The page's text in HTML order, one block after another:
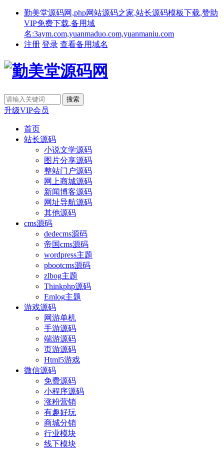
勤美堂源码网,php网站源码之家,站长源码模板下载,赞助
VIP免费下载,备用域
名:3aym.com,yuanmaduo.com,yuanmaniu.com
注册 登录 查看备用域名
升级VIP会员
首页
站长源码
小说文学源码
图片分享源码
整站门户源码
网上商城源码
新闻博客源码
网址导航源码
其他源码
cms源码
dedecms源码
帝国cms源码
wordpress主题
pbootcms源码
zlbog主题
Thinkphp源码
Emlog主题
游戏源码
网游单机
手游源码
端游源码
页游源码
Html5游戏
微信源码
免费源码
小程序源码
涨粉营销
有趣好玩
商城分销
行业模块
线下模块